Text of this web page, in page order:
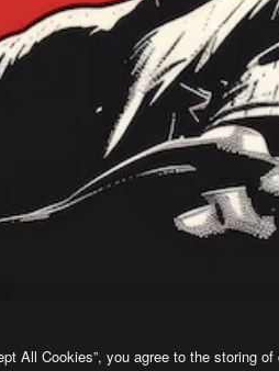
像生成ツールを使うと、あなた独自の画像
All Cookies”, you agree to the storing